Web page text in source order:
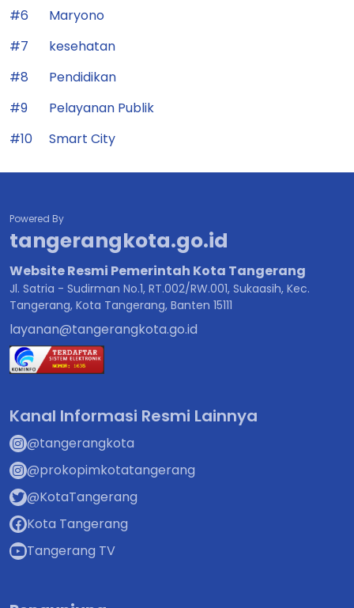
#6
Maryono
#7
kesehatan
#8
Pendidikan
#9
Pelayanan Publik
#10
Smart City
Powered By
tangerangkota.go.id
Website Resmi Pemerintah Kota Tangerang
Jl. Satria - Sudirman No.1, RT.002/RW.001, Sukaasih, Kec.
Tangerang, Kota Tangerang, Banten 15111
layanan@tangerangkota.go.id
Kanal Informasi Resmi Lainnya
@tangerangkota
@prokopimkotatangerang
@KotaTangerang
Kota Tangerang
Tangerang TV